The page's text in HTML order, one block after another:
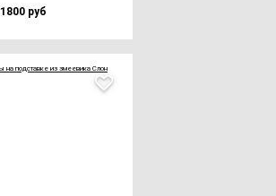
1800 руб